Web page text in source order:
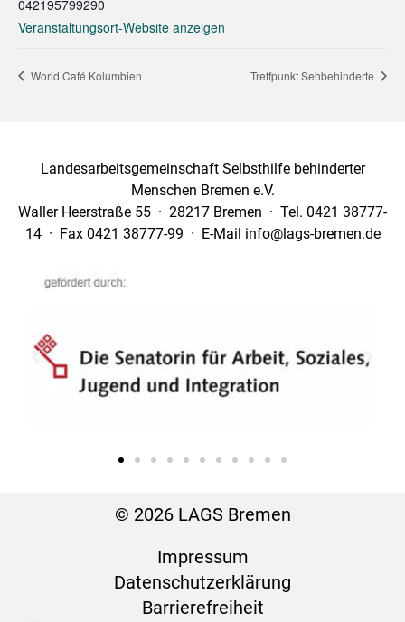
042195799290
Veranstaltungsort-Website anzeigen
World Café Kolumbien Treffpunkt Sehbehinderte
Landesarbeitsgemeinschaft Selbsthilfe behinderter
Menschen Bremen e.V.
Waller Heerstraße 55 · 28217 Bremen · Tel. 0421 38777-
14 · Fax 0421 38777-99 · E-Mail info@lags-bremen.de
© 2026 LAGS Bremen
Impressum
Datenschutz­erklärung
Barrierefreiheit